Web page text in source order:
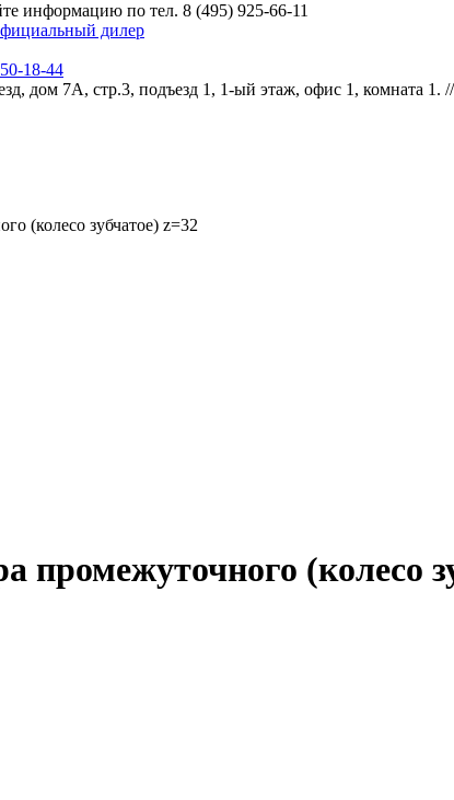
информацию по тел. 8 (495) 925-66-11
18-44
дом 7А, стр.3, подъезд 1, 1-ый этаж, офис 1, комната 1. //
(колесо зубчатое) z=32
промежуточного (колесо